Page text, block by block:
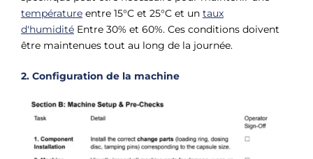
température entre 15°C et 25°C et un taux
d'humidité Entre 30% et 60%. Ces conditions doivent
être maintenues tout au long de la journée.
2. Configuration de la machine